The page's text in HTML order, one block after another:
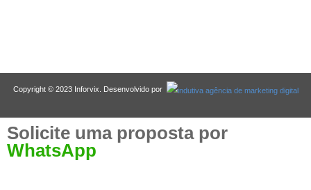
Copyright © 2023 Inforvix. Desenvolvido por
Solicite uma proposta por
WhatsApp